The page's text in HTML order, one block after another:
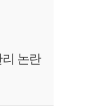
논란